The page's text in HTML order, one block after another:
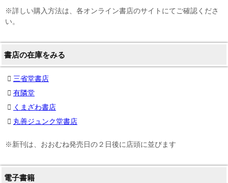
※詳しい購入方法は、各オンライン書店のサイトにてご確認くださ
い。
書店の在庫をみる
三省堂書店
有隣堂
くまざわ書店
丸善ジュンク堂書店
※新刊は、おおむね発売日の２日後に店頭に並びます
電子書籍